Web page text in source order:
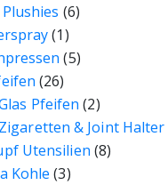
(6)
(1)
(5)
(26)
Pfeifen (2)
Zigaretten & Joint Halter
Utensilien (8)
Kohle (3)